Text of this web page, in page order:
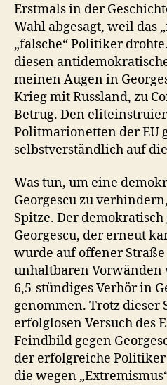
Erstmals in der
Wahl abgesagt, weil das
„falsche“ Politiker
diesen
meinen Augen in
Krieg mit Russland, zu
Betrug. Den
Politmarionetten der EU
selbstverständlich auf
Was tun, um eine
Georgescu zu
Spitze. Der
Georgescu, der erneut
wurde auf offener
unhaltbaren
6,5-stündiges Verhör in
genommen. Trotz dieser
erfolglosen Versuch des
Feindbild gegen
der erfolgreiche
die wegen